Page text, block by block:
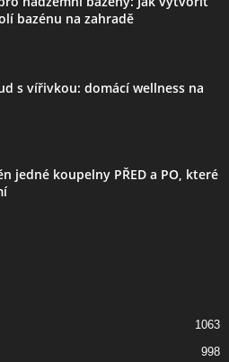
bazénu na zahradě
s vířivkou: domácí wellness na
jedné koupelny PŘED a PO, které
1063
998